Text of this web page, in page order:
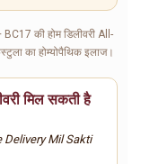
की होम डिलीवरी All-
का होम्योपैथिक इलाज।
मिल सकती है
Delivery Mil Sakti